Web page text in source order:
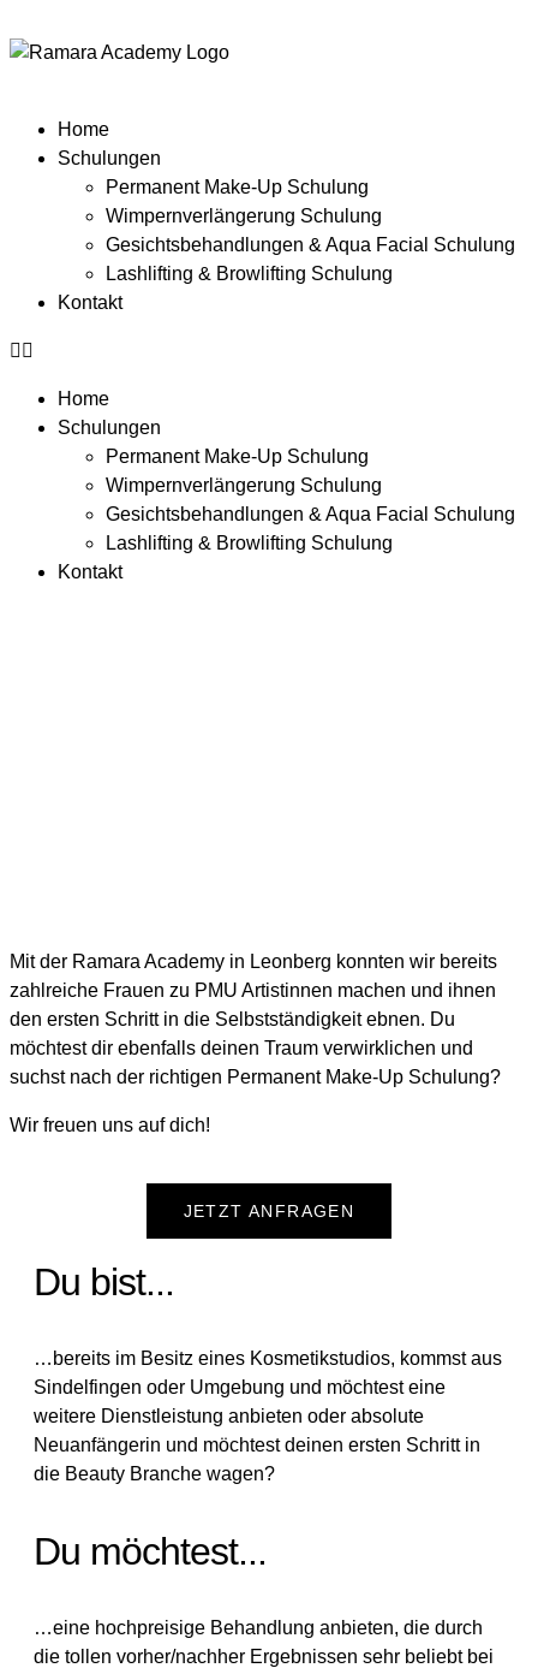
Home
Schulungen
Permanent Make-Up Schulung
Wimpernverlängerung Schulung
Gesichtsbehandlungen & Aqua Facial Schulung
Lashlifting & Browlifting Schulung
Kontakt
Home
Schulungen
Permanent Make-Up Schulung
Wimpernverlängerung Schulung
Gesichtsbehandlungen & Aqua Facial Schulung
Lashlifting & Browlifting Schulung
Kontakt
Mit der Ramara Academy in Leonberg konnten wir bereits
zahlreiche Frauen zu PMU Artistinnen machen und ihnen
den ersten Schritt in die Selbstständigkeit ebnen. Du
möchtest dir ebenfalls deinen Traum verwirklichen und
suchst nach der richtigen Permanent Make-Up Schulung?
Wir freuen uns auf dich!
JETZT ANFRAGEN
Du bist...
…bereits im Besitz eines Kosmetikstudios, kommst aus
Sindelfingen oder Umgebung und möchtest eine
weitere Dienstleistung anbieten oder absolute
Neuanfängerin und möchtest deinen ersten Schritt in
die Beauty Branche wagen?
Du möchtest...
…eine hochpreisige Behandlung anbieten, die durch
die tollen vorher/nachher Ergebnissen sehr beliebt bei